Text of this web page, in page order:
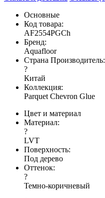
Основные
Код товара:
AF2554PGCh
Бренд:
Aquafloor
Страна Производитель:
?
Китай
Коллекция:
Parquet Chevron Glue
Цвет и материал
Материал:
?
LVT
Поверхность:
Под дерево
Оттенок:
?
Темно-коричневый